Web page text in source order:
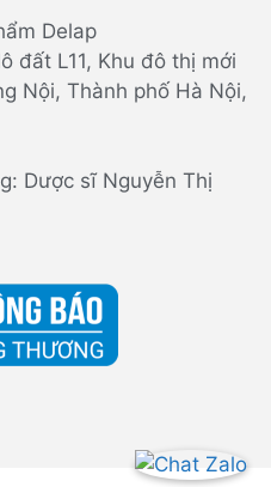
Delap
đất L11, Khu đô thị mới
Nội, Thành phố Hà Nội,
Dược sĩ Nguyễn Thị